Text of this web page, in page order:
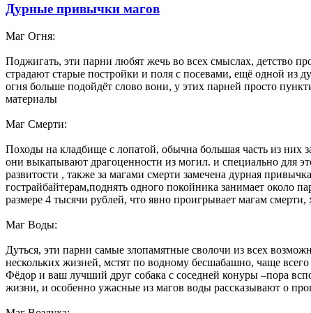
Дурные привычки магов
Маг Огня:
Поджигать, эти парни любят жечь во всех смыслах, детство
страдают старые постройки и поля с посевами, ещё одной из
огня больше подойдёт слово вони, у этих парней просто
материалы
Маг Смерти:
Походы на кладбище с лопатой, обычна большая часть из них
они выкапывают драгоценности из могил. и специально для
развитости , также за магами смерти замечена дурная
гострайбайтерам,поднять одного покойника занимает около
размере 4 тысячи рублей, что явно проигрывает магам
Маг Воды:
Дуться, эти парни самые злопамятные сволочи из всех
нескольких жизней, мстят по водному бесшабашно, чаще
Фёдор и ваш лучший друг собака с соседней конуры –пора
жизни, и особенно ужасные из магов воды рассказывают о